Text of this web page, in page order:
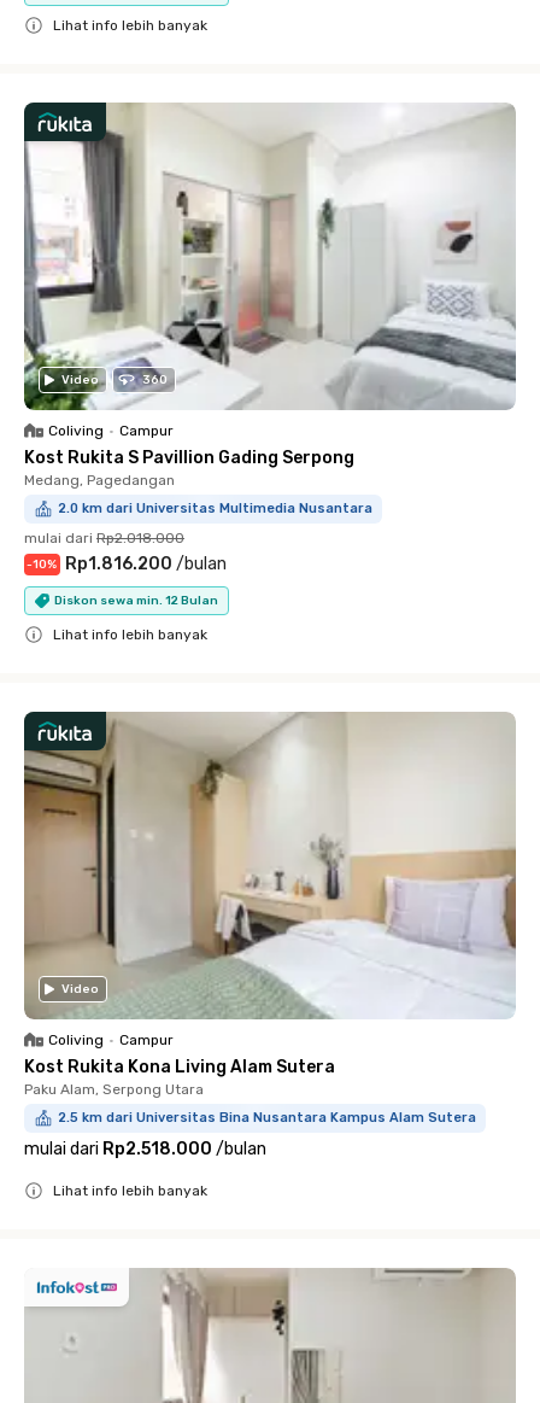
Lihat info lebih banyak
Video 360
Coliving • Campur
Kost Rukita S Pavillion Gading Serpong
Medang, Pagedangan
2.0 km dari Universitas Multimedia Nusantara
mulai dari Rp2.018.000
-10% Rp1.816.200 /bulan
Diskon sewa min. 12 Bulan
Lihat info lebih banyak
Video
Coliving • Campur
Kost Rukita Kona Living Alam Sutera
Paku Alam, Serpong Utara
2.5 km dari Universitas Bina Nusantara Kampus Alam Sutera
mulai dari Rp2.518.000 /bulan
Lihat info lebih banyak